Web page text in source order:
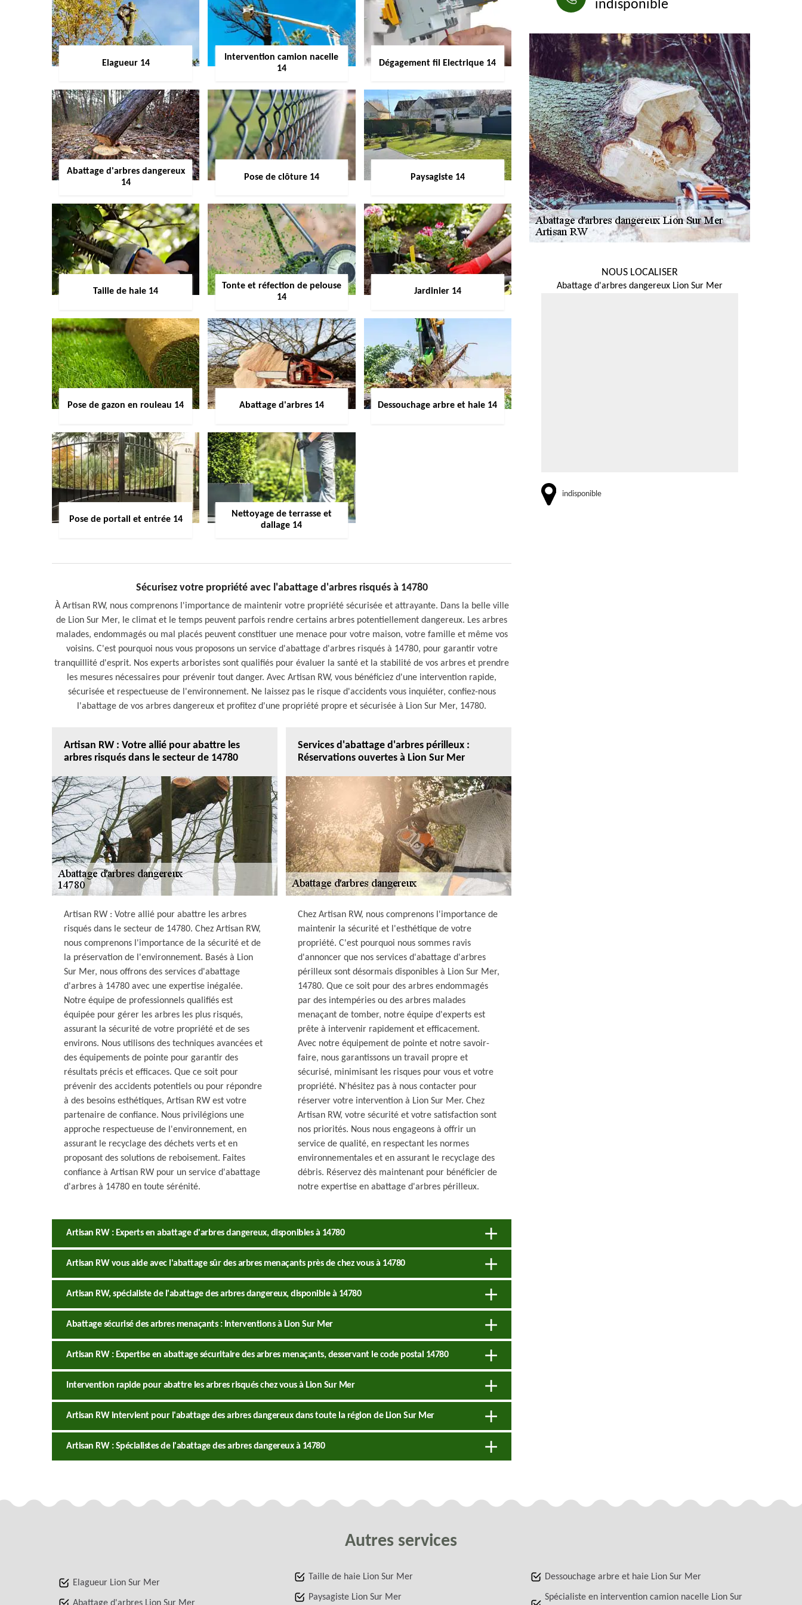
Elagueur 14
Intervention camion nacelle
14
Dégagement fil Electrique 14
Abattage d'arbres dangereux
14
Pose de clôture 14 Paysagiste 14
Taille de haie 14
Tonte et réfection de pelouse
14
Jardinier 14
Pose de gazon en rouleau 14 Abattage d'arbres 14 Dessouchage arbre et haie 14
Pose de portail et entrée 14
Nettoyage de terrasse et
dallage 14
Sécurisez votre propriété avec l'abattage d'arbres risqués à 14780
À Artisan RW, nous comprenons l'importance de maintenir votre propriété sécurisée et attrayante. Dans la belle ville
de Lion Sur Mer, le climat et le temps peuvent parfois rendre certains arbres potentiellement dangereux. Les arbres
malades, endommagés ou mal placés peuvent constituer une menace pour votre maison, votre famille et même vos
voisins. C'est pourquoi nous vous proposons un service d'abattage d'arbres risqués à 14780, pour garantir votre
tranquillité d'esprit. Nos experts arboristes sont qualifiés pour évaluer la santé et la stabilité de vos arbres et prendre
les mesures nécessaires pour prévenir tout danger. Avec Artisan RW, vous bénéficiez d'une intervention rapide,
sécurisée et respectueuse de l'environnement. Ne laissez pas le risque d'accidents vous inquiéter, confiez-nous
l'abattage de vos arbres dangereux et profitez d'une propriété propre et sécurisée à Lion Sur Mer, 14780.
Artisan RW : Votre allié pour abattre les
arbres risqués dans le secteur de 14780
Artisan RW : Votre allié pour abattre les arbres
risqués dans le secteur de 14780. Chez Artisan RW,
nous comprenons l'importance de la sécurité et de
la préservation de l'environnement. Basés à Lion
Sur Mer, nous offrons des services d'abattage
d'arbres à 14780 avec une expertise inégalée.
Notre équipe de professionnels qualifiés est
équipée pour gérer les arbres les plus risqués,
assurant la sécurité de votre propriété et de ses
environs. Nous utilisons des techniques avancées et
des équipements de pointe pour garantir des
résultats précis et efficaces. Que ce soit pour
prévenir des accidents potentiels ou pour répondre
à des besoins esthétiques, Artisan RW est votre
partenaire de confiance. Nous privilégions une
approche respectueuse de l'environnement, en
assurant le recyclage des déchets verts et en
proposant des solutions de reboisement. Faites
confiance à Artisan RW pour un service d'abattage
d'arbres à 14780 en toute sérénité.
Services d'abattage d'arbres périlleux :
Réservations ouvertes à Lion Sur Mer
Chez Artisan RW, nous comprenons l'importance de
maintenir la sécurité et l'esthétique de votre
propriété. C'est pourquoi nous sommes ravis
d'annoncer que nos services d'abattage d'arbres
périlleux sont désormais disponibles à Lion Sur Mer,
14780. Que ce soit pour des arbres endommagés
par des intempéries ou des arbres malades
menaçant de tomber, notre équipe d'experts est
prête à intervenir rapidement et efficacement.
Avec notre équipement de pointe et notre savoir-
faire, nous garantissons un travail propre et
sécurisé, minimisant les risques pour vous et votre
propriété. N'hésitez pas à nous contacter pour
réserver votre intervention à Lion Sur Mer. Chez
Artisan RW, votre sécurité et votre satisfaction sont
nos priorités. Nous nous engageons à offrir un
service de qualité, en respectant les normes
environnementales et en assurant le recyclage des
débris. Réservez dès maintenant pour bénéficier de
notre expertise en abattage d'arbres périlleux.
Artisan RW : Experts en abattage d'arbres dangereux, disponibles à 14780
Artisan RW vous aide avec l'abattage sûr des arbres menaçants près de chez vous à 14780
Artisan RW, spécialiste de l'abattage des arbres dangereux, disponible à 14780
Abattage sécurisé des arbres menaçants : Interventions à Lion Sur Mer
Artisan RW : Expertise en abattage sécuritaire des arbres menaçants, desservant le code postal 14780
Intervention rapide pour abattre les arbres risqués chez vous à Lion Sur Mer
Artisan RW intervient pour l'abattage des arbres dangereux dans toute la région de Lion Sur Mer
Artisan RW : Spécialistes de l'abattage des arbres dangereux à 14780
indisponible
NOUS LOCALISER
Abattage d'arbres dangereux Lion Sur Mer
indisponible
Autres services
Elagueur Lion Sur Mer
Taille de haie Lion Sur Mer
Paysagiste Lion Sur Mer
Dessouchage arbre et haie Lion Sur Mer
Spécialiste en intervention camion nacelle Lion Sur